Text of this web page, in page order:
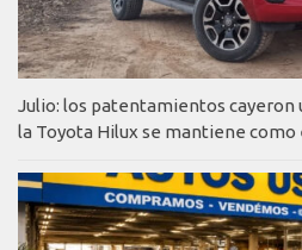
Julio: los patentamientos cayeron
la Toyota Hilux se mantiene